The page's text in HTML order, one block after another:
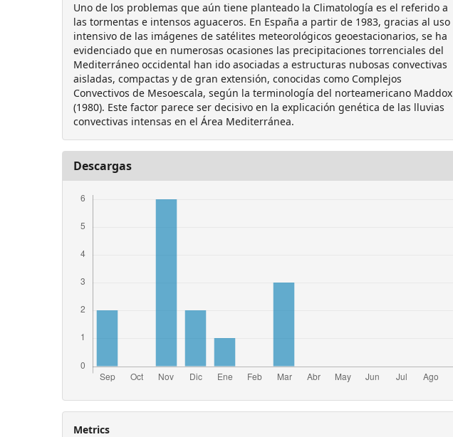
Uno de los problemas que aún tiene planteado la Climatología es el referido a
las tormentas e intensos aguaceros. En España a partir de 1983, gracias al uso
intensivo de las imágenes de satélites meteorológicos geoestacionarios, se ha
evidenciado que en numerosas ocasiones las precipitaciones torrenciales del
Mediterráneo occidental han ido asociadas a estructuras nubosas convectivas
aisladas, compactas y de gran extensión, conocidas como Complejos
Convectivos de Mesoescala, según la terminología del norteamericano Maddox
(1980). Este factor parece ser decisivo en la explicación genética de las lluvias
convectivas intensas en el Área Mediterránea.
Descargas
Metrics